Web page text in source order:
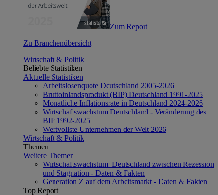
Zum Report
Zu Branchenübersicht
Wirtschaft & Politik
Beliebte Statistiken
Aktuelle Statistiken
Arbeitslosenquote Deutschland 2005-2026
Bruttoinlandsprodukt (BIP) Deutschland 1991-2025
Monatliche Inflationsrate in Deutschland 2024-2026
Wirtschaftswachstum Deutschland - Veränderung des
BIP 1992-2025
Wertvollste Unternehmen der Welt 2026
Wirtschaft & Politik
Themen
Weitere Themen
Wirtschaftswachstum: Deutschland zwischen Rezession
und Stagnation - Daten & Fakten
Generation Z auf dem Arbeitsmarkt - Daten & Fakten
Top Report